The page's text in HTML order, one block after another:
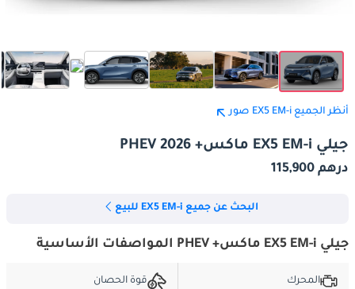
أنظر الجميع EX5 EM-i صور
جيلي EX5 EM-i ماكس+ PHEV 2026
درهم 115,900
البحث عن جميع EX5 EM-i للبيع
جيلي EX5 EM-i ماكس+ PHEV المواصفات الأساسية
المحرك
قوة الحصان